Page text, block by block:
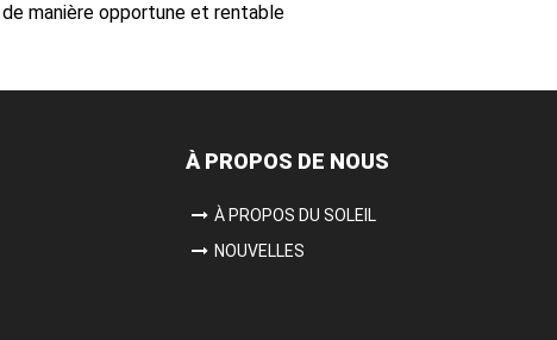
manière opportune et rentable
À PROPOS DE NOUS
À PROPOS DU SOLEIL
NOUVELLES